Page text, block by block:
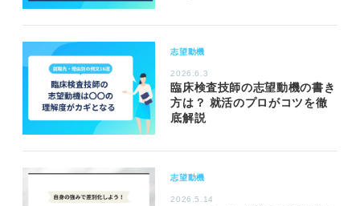
志望動機
2026.6.3
臨床検査技師の志望動機の書き
方は？ 就活のプロがコツを徹
底解説
志望動機
2026.5.14